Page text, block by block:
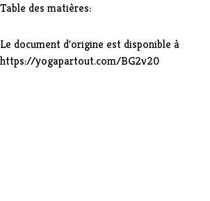
Table des matières:
Le document d'origine est disponible à
https://yogapartout.com/BG2v20